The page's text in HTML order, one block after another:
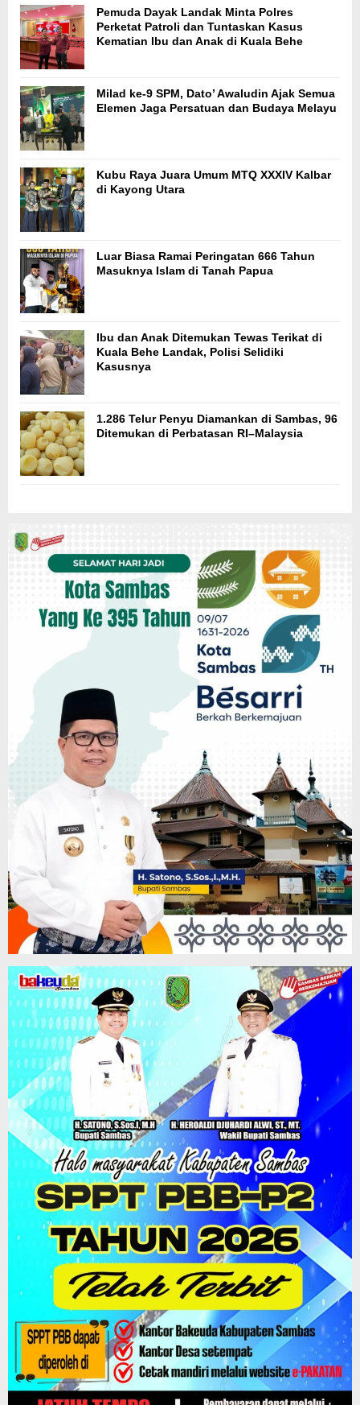
Pemuda Dayak Landak Minta Polres
Perketat Patroli dan Tuntaskan Kasus
Kematian Ibu dan Anak di Kuala Behe
Milad ke-9 SPM, Dato’ Awaludin Ajak Semua
Elemen Jaga Persatuan dan Budaya Melayu
Kubu Raya Juara Umum MTQ XXXIV Kalbar
di Kayong Utara
Luar Biasa Ramai Peringatan 666 Tahun
Masuknya Islam di Tanah Papua
Ibu dan Anak Ditemukan Tewas Terikat di
Kuala Behe Landak, Polisi Selidiki
Kasusnya
1.286 Telur Penyu Diamankan di Sambas, 96
Ditemukan di Perbatasan RI–Malaysia